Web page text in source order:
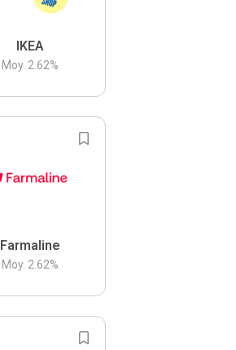
IKEA
Moy. 2.62%
Farmaline
Moy. 2.62%